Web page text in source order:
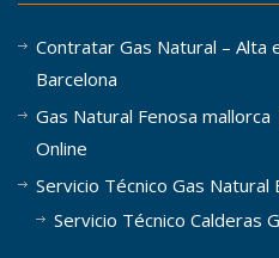
Contratar Gas Natural – Alta
Barcelona
Gas Natural Fenosa
Online
Servicio Técnico Gas Natural
Servicio Técnico Calderas